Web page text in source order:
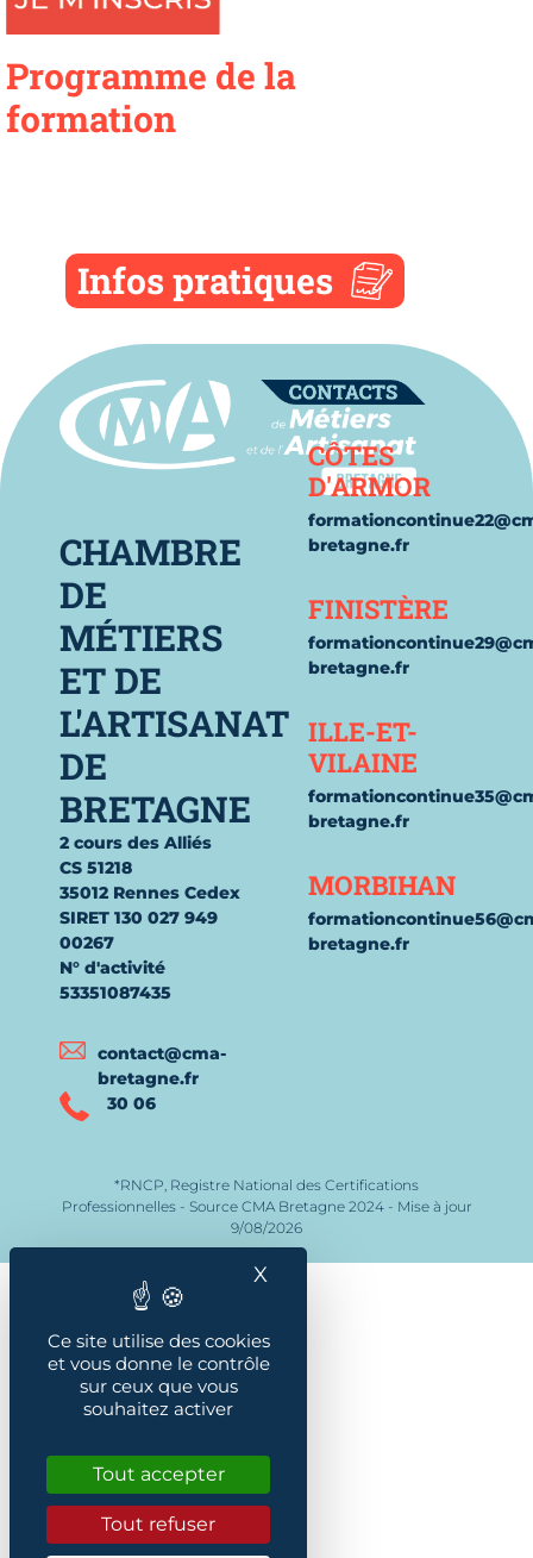
Ce site utilise des cookies
et vous donne le contrôle
sur ceux que vous
souhaitez activer
Tout accepter
Tout refuser
X
Programme de la
formation
Infos pratiques
CHAMBRE
DE
MÉTIERS
ET DE
L'ARTISANAT
DE
BRETAGNE
2 cours des Alliés
CS 51218
35012 Rennes Cedex
SIRET 130 027 949
00267
N° d'activité
53351087435
contact@cma-
bretagne.fr
30 06
Contact
CÔTES
D'ARMOR
bretagne.fr
FINISTÈRE
bretagne.fr
ILLE-ET-
VILAINE
bretagne.fr
MORBIHAN
bretagne.fr
*RNCP, Registre National des Certifications
Professionnelles - Source CMA Bretagne 2024 - Mise à jour
9/08/2026